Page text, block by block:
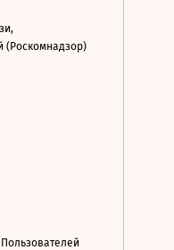
(Роскомнадзор)
Пользователей